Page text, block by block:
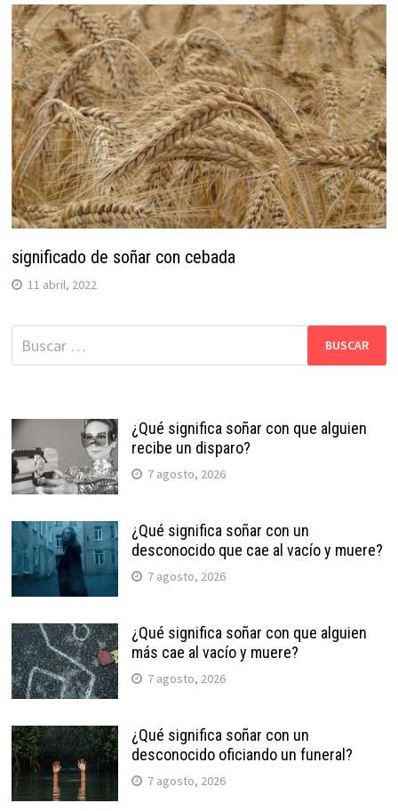
significado de soñar con cebada
11 abril, 2022
Buscar:
¿Qué significa soñar con que alguien
recibe un disparo?
7 agosto, 2026
¿Qué significa soñar con un
desconocido que cae al vacío y muere?
7 agosto, 2026
¿Qué significa soñar con que alguien
más cae al vacío y muere?
7 agosto, 2026
¿Qué significa soñar con un
desconocido oficiando un funeral?
7 agosto, 2026